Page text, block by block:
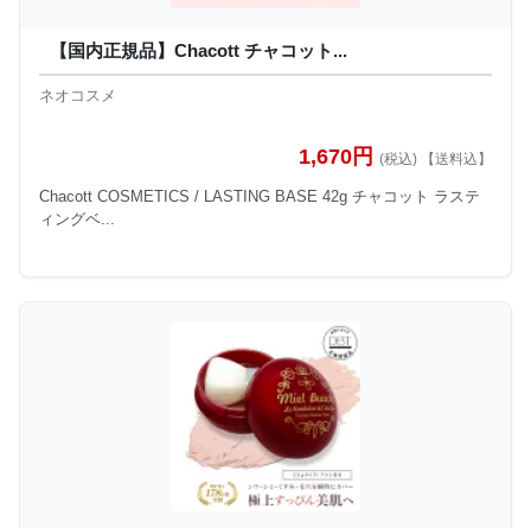
【国内正規品】Chacott チャコット...
ネオコスメ
1,670円 (税込) 【送料込】
Chacott COSMETICS / LASTING BASE 42g チャコット ラステ
ィングベ...